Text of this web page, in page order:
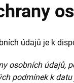
údajů je k
osobních údajů,
podmínek k